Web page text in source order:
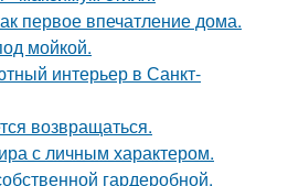
первое впечатление дома.
мойкой.
интерьер в Санкт-
возвращаться.
с личным характером.
гардеробной.